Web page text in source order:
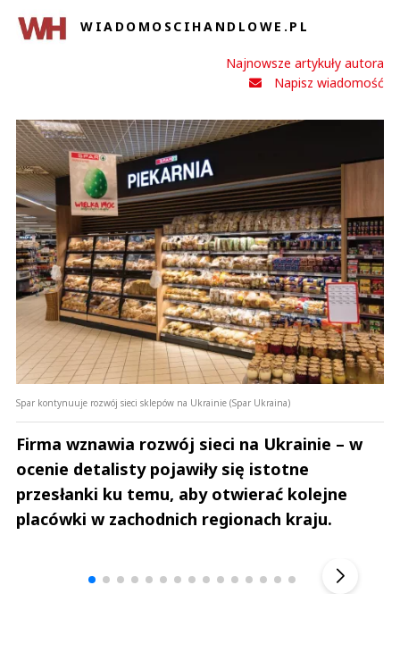
WIADOMOSCIHANDLOWE.PL
Najnowsze artykuły autora
Napisz wiadomość
Spar kontynuuje rozwój sieci sklepów na Ukrainie (Spar Ukraina)
Firma wznawia rozwój sieci na Ukrainie – w
ocenie detalisty pojawiły się istotne
przesłanki ku temu, aby otwierać kolejne
placówki w zachodnich regionach kraju.